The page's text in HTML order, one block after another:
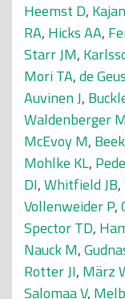
Heemst D,
RA, Hicks AA,
Starr JM,
Mori TA,de
Auvinen J,
Waldenberger
McEvoy M,
Mohlke KL,
DI,Whitfield JB,
Vollenweider P,
Spector TD,
Nauck M,
Rotter JI, März
Salomaa V,